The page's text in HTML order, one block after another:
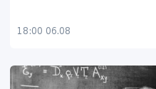
18:00 06.08